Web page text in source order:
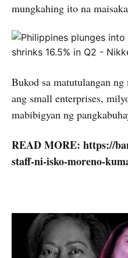
mungkahing ito na
Bukod sa matutulangan
ang small enterprises,
mabibigyan ng
READ MORE: https://
staff-ni-isko-moreno-